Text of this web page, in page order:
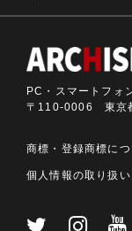
PC・スマートフォ
〒110-0006 東京
商標・登録商標につ
個人情報の取り扱